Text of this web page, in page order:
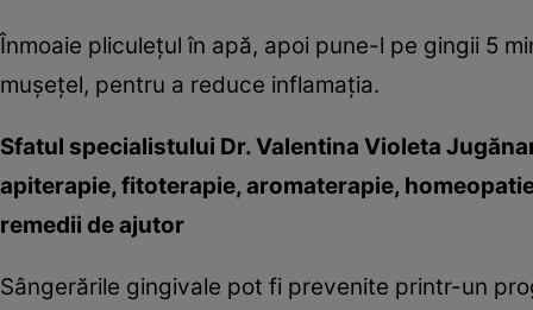
Înmoaie pliculeţul în apă, apoi pune-l pe gingii 5
muşeţel, pentru a reduce inflamaţia.
Sfatul specialistului Dr. Valentina Violeta
apiterapie, fitoterapie, aromaterapie,
remedii de ajutor
Sângerările gingivale pot fi prevenite printr-un